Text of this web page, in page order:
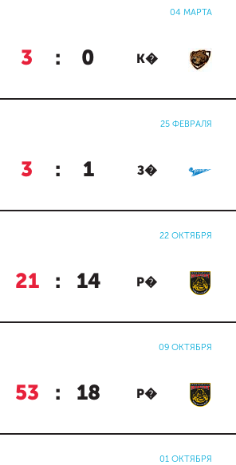
04 МАРТА
3 : 0 К�
25 ФЕВРАЛЯ
3 : 1 З�
22 ОКТЯБРЯ
21 : 14 Р�
09 ОКТЯБРЯ
53 : 18 Р�
01 ОКТЯБРЯ